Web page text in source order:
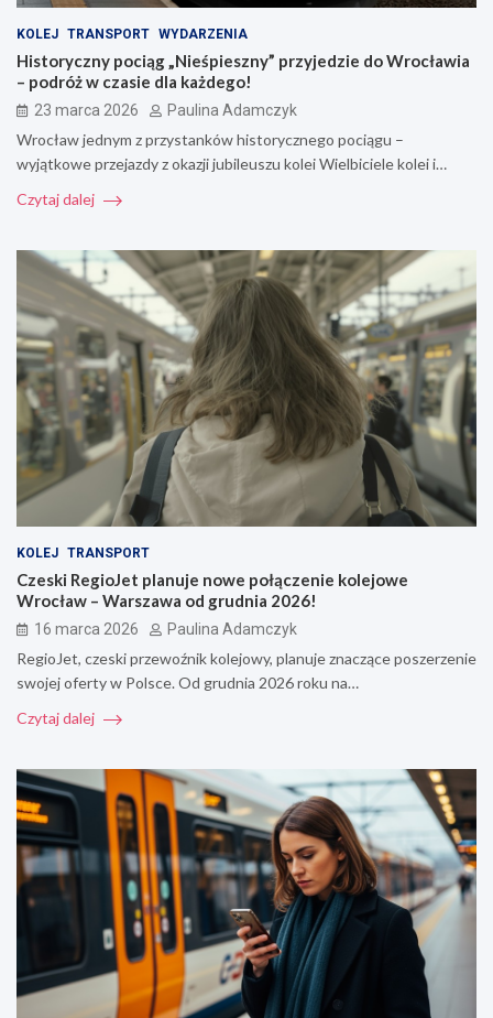
KOLEJ TRANSPORT WYDARZENIA
Historyczny pociąg „Nieśpieszny” przyjedzie do Wrocławia
– podróż w czasie dla każdego!
23 marca 2026 Paulina Adamczyk
Wrocław jednym z przystanków historycznego pociągu –
wyjątkowe przejazdy z okazji jubileuszu kolei Wielbiciele kolei i…
Czytaj dalej
KOLEJ TRANSPORT
Czeski RegioJet planuje nowe połączenie kolejowe
Wrocław – Warszawa od grudnia 2026!
16 marca 2026 Paulina Adamczyk
RegioJet, czeski przewoźnik kolejowy, planuje znaczące poszerzenie
swojej oferty w Polsce. Od grudnia 2026 roku na…
Czytaj dalej